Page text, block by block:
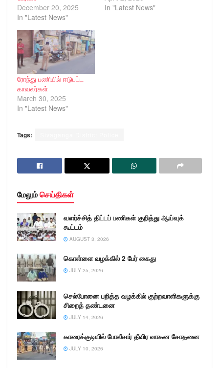
December 20, 2025
In "Latest News"
In "Latest News"
ரோந்து பணியில் ஈடுபட்ட
காவலர்கள்
March 30, 2025
In "Latest News"
Tags:
மேலும்செய்திகள்
வளர்ச்சித் திட்டப் பணிகள் குறித்து ஆய்வுக்
கூட்டம்
AUGUST 3, 2026
கொள்ளை வழக்கில் 2 பேர் கைது
JULY 25, 2026
செல்போனை பறித்த வழக்கில் குற்றவாளிகளுக்கு
சிறைத் தண்டனை
JULY 14, 2026
காரைக்குடியில் போலீசார் தீவிர வாகன சோதனை
JULY 10, 2026